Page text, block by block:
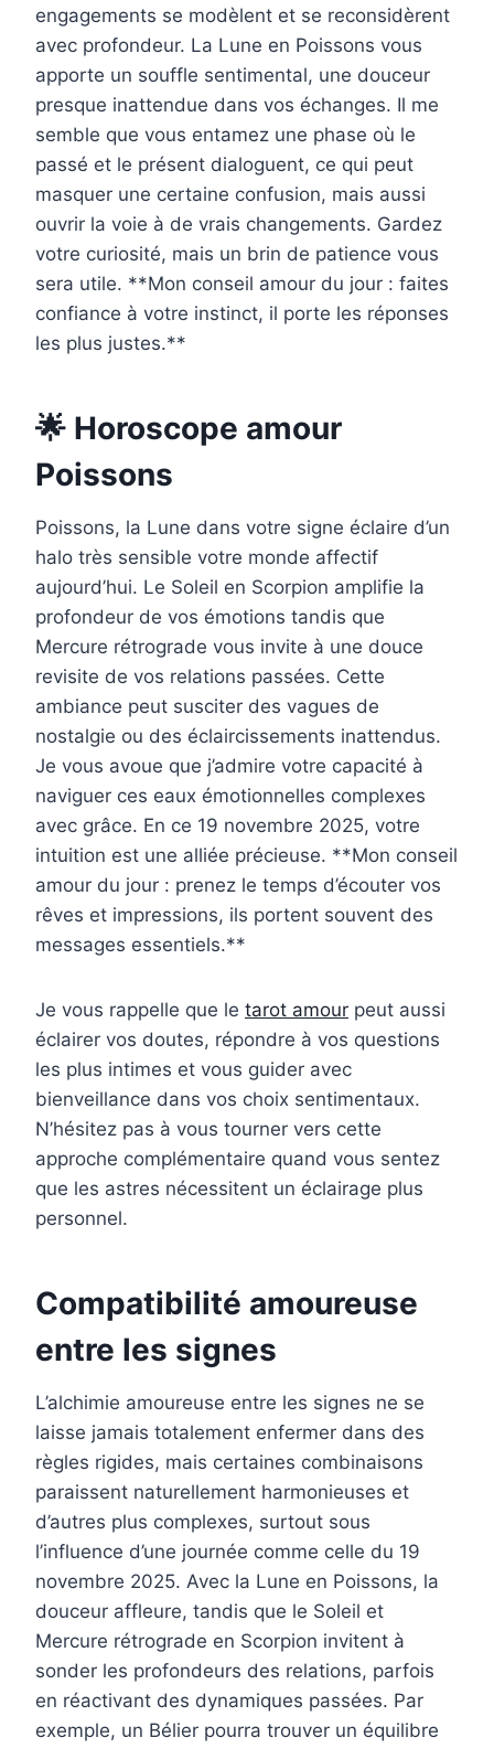
engagements se modèlent et se reconsidèrent
avec profondeur. La Lune en Poissons vous
apporte un souffle sentimental, une douceur
presque inattendue dans vos échanges. Il me
semble que vous entamez une phase où le
passé et le présent dialoguent, ce qui peut
masquer une certaine confusion, mais aussi
ouvrir la voie à de vrais changements. Gardez
votre curiosité, mais un brin de patience vous
sera utile. **Mon conseil amour du jour : faites
confiance à votre instinct, il porte les réponses
les plus justes.**
🌟 Horoscope amour
Poissons
Poissons, la Lune dans votre signe éclaire d’un
halo très sensible votre monde affectif
aujourd’hui. Le Soleil en Scorpion amplifie la
profondeur de vos émotions tandis que
Mercure rétrograde vous invite à une douce
revisite de vos relations passées. Cette
ambiance peut susciter des vagues de
nostalgie ou des éclaircissements inattendus.
Je vous avoue que j’admire votre capacité à
naviguer ces eaux émotionnelles complexes
avec grâce. En ce 19 novembre 2025, votre
intuition est une alliée précieuse. **Mon conseil
amour du jour : prenez le temps d’écouter vos
rêves et impressions, ils portent souvent des
messages essentiels.**
Je vous rappelle que le tarot amour peut aussi
éclairer vos doutes, répondre à vos questions
les plus intimes et vous guider avec
bienveillance dans vos choix sentimentaux.
N’hésitez pas à vous tourner vers cette
approche complémentaire quand vous sentez
que les astres nécessitent un éclairage plus
personnel.
Compatibilité amoureuse
entre les signes
L’alchimie amoureuse entre les signes ne se
laisse jamais totalement enfermer dans des
règles rigides, mais certaines combinaisons
paraissent naturellement harmonieuses et
d’autres plus complexes, surtout sous
l’influence d’une journée comme celle du 19
novembre 2025. Avec la Lune en Poissons, la
douceur affleure, tandis que le Soleil et
Mercure rétrograde en Scorpion invitent à
sonder les profondeurs des relations, parfois
en réactivant des dynamiques passées. Par
exemple, un Bélier pourra trouver un équilibre